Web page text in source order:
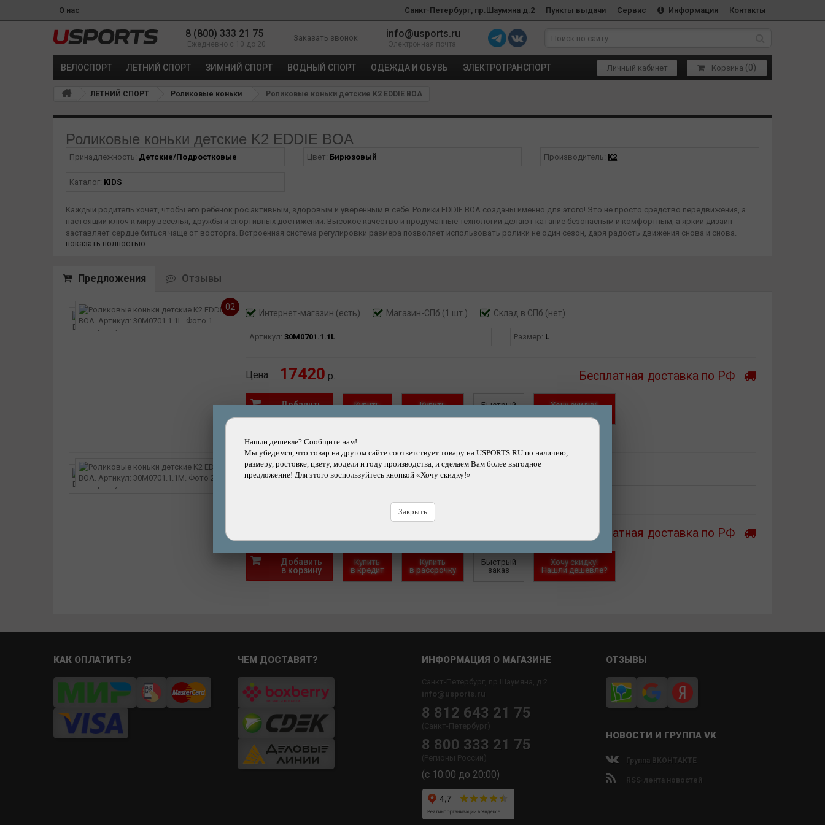
О нас Санкт-Петербург, пр.Шаумяна д.2 Пункты выдачи Сервис Информация Контакты
8 (800) 333 21 75
Ежедневно с 10 до 20
Заказать звонок info@usports.ru
Электронная почта
ВЕЛОСПОРТ ЛЕТНИЙ СПОРТ ЗИМНИЙ СПОРТ ВОДНЫЙ СПОРТ ОДЕЖДА И ОБУВЬ ЭЛЕКТРОТРАНСПОРТ Личный кабинет Корзина (0)
ЛЕТНИЙ СПОРТ Роликовые коньки Роликовые коньки детские K2 EDDIE BOA
Роликовые коньки детские K2 EDDIE BOA
Принадлежность: Детские/Подростковые Цвет: Бирюзовый Производитель: K2
Каталог: KIDS
Каждый родитель хочет, чтобы его ребенок рос активным, здоровым и уверенным в себе. Ролики EDDIE BOA созданы именно для этого! Это не просто средство передвижения, а
настоящий ключ к миру веселья, дружбы и спортивных достижений. Высокое качество и продуманные технологии делают катание безопасным и комфортным, а яркий дизайн
заставляет сердце биться чаще от восторга. Встроенная система регулировки размера позволяет использовать ролики не один сезон, даря радость движения снова и снова.
Самое сложное для детей — завязывать шнурки так, чтобы ролики сидели плотно. С системой BOA® Fit System эта проблема исчезает! Достаточно повернуть специальный диск — и
она не сковывает движения, позволяя ребенку уверенно отталкиваться и маневрировать.
показать полностью
Предложения Отзывы
02
Интернет-магазин (есть) Магазин-СПб (1 шт.) Склад в СПб (нет)
Артикул: 30M0701.1.1L Размер: L
Бесплатная доставка по РФ
Цена: 17420 р.
Нашли дешевле? Сообщите нам!
Мы убедимся, что товар на другом сайте соответствует товару на USPORTS.RU по наличию,
размеру, ростовке, цвету, модели и году производства, и сделаем Вам более выгодное
предложение! Для этого воспользуйтесь кнопкой «Хочу скидку!»
Закрыть
Добавить
Купить
Купить
Быстрый
Хочу скидку!
Интернет-магазин (есть) Магазин-СПб (1 шт.) Склад в СПб (нет)
Бесплатная доставка по РФ
Добавить
в корзину
Купить
в кредит
Купить
в рассрочку
Быстрый
заказ
Хочу скидку!
Нашли дешевле?
КАК ОПЛАТИТЬ? ЧЕМ ДОСТАВЯТ? ИНФОРМАЦИЯ О МАГАЗИНЕ
Санкт-Петербург, пр.Шаумяна, д.2
info@usports.ru
8 812 643 21 75
(Санкт-Петербург)
8 800 333 21 75
(Регионы России)
(с 10:00 до 20:00)
ОТЗЫВЫ
НОВОСТИ И ГРУППА VK
Группа ВКОНТАКТЕ
RSS-лента новостей